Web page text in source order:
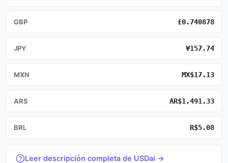
GBP £0.740878
JPY ¥157.74
MXN MX$17.13
ARS AR$1,491.33
BRL R$5.08
Leer descripción completa de USDai →